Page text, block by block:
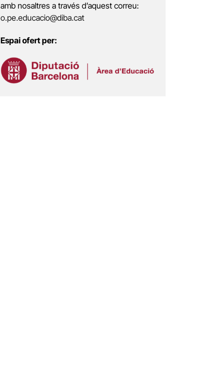
amb nosaltres a través d’aquest correu:
o.pe.educacio@diba.cat
Espai ofert per: